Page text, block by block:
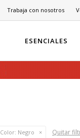
ESENCIALES
Trabaja con nosotros
Color: Negro Quitar